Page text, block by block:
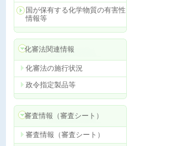
国が保有する化学物質の有害性
情報等
化審法関連情報
化審法の施行状況
政令指定製品等
審査情報（審査シート）
審査情報（審査シート）